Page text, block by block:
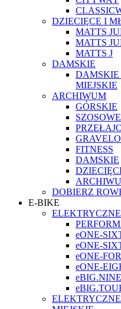
DZIECIĘCE I
MATTS
MATTS
MATTS J
DAMSKIE
DAMSKIE
MIEJSKIE
ARCHIWUM
GÓRSKIE
SZOSOWE
FITNESS
DAMSKIE
DOBIERZ
E-BIKE
eONE-
eONE-
eONE-
eONE-
eBIG.NINE